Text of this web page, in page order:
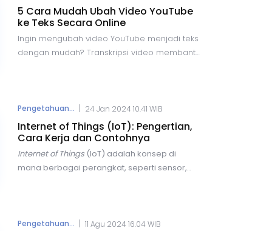
video dengan bantuan AI.
5 Cara Mudah Ubah Video YouTube
ke Teks Secara Online
Ingin mengubah video YouTube menjadi teks
dengan mudah? Transkripsi video membantu
dengan cepat dan akurat, menggunakan
berbagai alat yang tersedia secara gratis
maupun berbayar.
Pengetahuan... 24 Jan 2024 10.41 WIB
Internet of Things (IoT): Pengertian,
Cara Kerja dan Contohnya
Internet of Things(IoT) adalah konsep di
mana berbagai perangkat, seperti sensor,
dapat terkoneksi untuk melakukan berbagai
Pengetahuan... 11 Agu 2024 16.04 WIB